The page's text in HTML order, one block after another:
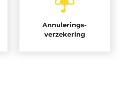
Annulerings-
verzekering